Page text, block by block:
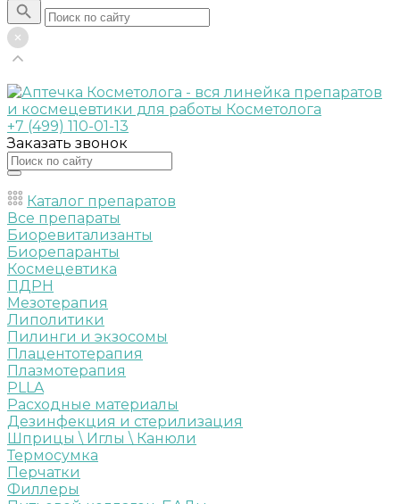
+7 (499) 110-01-13
Заказать звонок
Каталог препаратов
Все препараты
Биоревитализанты
Биорепаранты
Космецевтика
ПДРН
Мезотерапия
Липолитики
Пилинги и экзосомы
Плацентотерапия
Плазмотерапия
PLLA
Расходные материалы
Дезинфекция и стерилизация
Шприцы \ Иглы \ Канюли
Термосумка
Перчатки
Филлеры